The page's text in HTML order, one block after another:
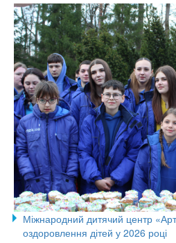
Міжнародний дитячий центр
оздоровлення дітей у 2026 році